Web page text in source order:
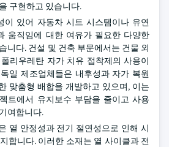
구현하고 있습니다.
이 있어 자동차 시트 시스템이나 유연
움직임에 대한 여유가 필요한 다양한
니다. 건설 및 건축 부문에서는 건물 외
리우레탄 자가 치유 접착제의 사용이
일 제조업체들은 내후성과 자가 복원
맞춤형 배합을 개발하고 있으며, 이는
트에서 유지보수 부담을 줄이고 사용
여합니다.
열 안정성과 전기 절연성으로 인해 시
합니다. 이러한 소재는 열 사이클과 전